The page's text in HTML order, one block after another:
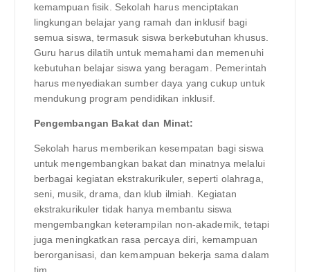
kemampuan fisik. Sekolah harus menciptakan
lingkungan belajar yang ramah dan inklusif bagi
semua siswa, termasuk siswa berkebutuhan khusus.
Guru harus dilatih untuk memahami dan memenuhi
kebutuhan belajar siswa yang beragam. Pemerintah
harus menyediakan sumber daya yang cukup untuk
mendukung program pendidikan inklusif.
Pengembangan Bakat dan Minat:
Sekolah harus memberikan kesempatan bagi siswa
untuk mengembangkan bakat dan minatnya melalui
berbagai kegiatan ekstrakurikuler, seperti olahraga,
seni, musik, drama, dan klub ilmiah. Kegiatan
ekstrakurikuler tidak hanya membantu siswa
mengembangkan keterampilan non-akademik, tetapi
juga meningkatkan rasa percaya diri, kemampuan
berorganisasi, dan kemampuan bekerja sama dalam